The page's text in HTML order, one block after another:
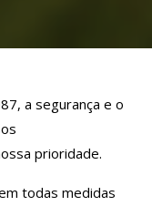
a segurança e o
prioridade.
todas medidas